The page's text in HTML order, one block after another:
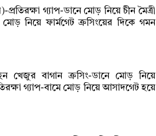
গ্যাপ-ডানে মোড় নিয়ে চীন মৈত্রী
নিয়ে ফার্মগেট ক্রসিংয়ের দিকে গমন
খেজুর বাগান ক্রসিং-ডানে মোড় নিয়ে
গ্যাপ-বামে মোড় নিয়ে আসাদগেট হয়ে